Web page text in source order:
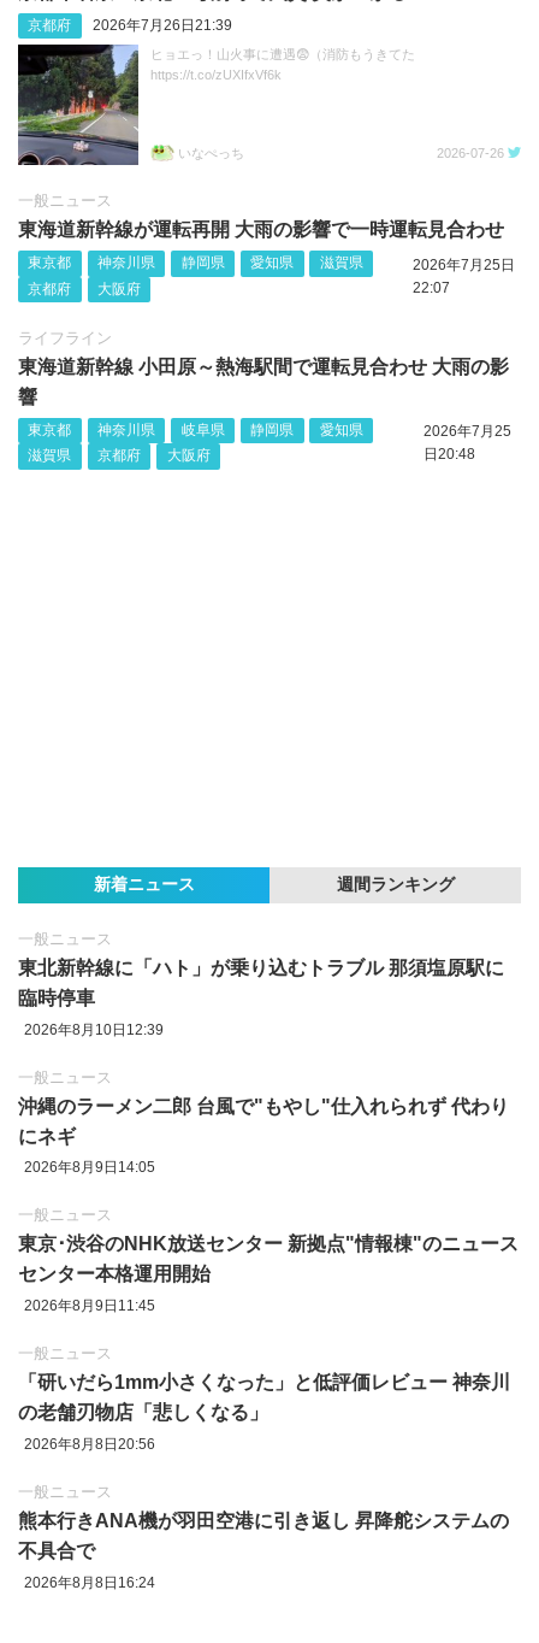
京都府 2026年7月26日21:39
ヒョエっ！山火事に遭遇😨（消防もうきてた
https://t.co/zUXIfxVf6k
いなぺっち 2026-07-26
一般ニュース
東海道新幹線が運転再開 大雨の影響で一時運転見合わせ
東京都 神奈川県 静岡県 愛知県
滋賀県
京都府
大阪府
2026年7月25日
22:07
ライフライン
東海道新幹線 小田原～熱海駅間で運転見合わせ 大雨の影
響
東京都 神奈川県 岐阜県 静岡県
愛知県
滋賀県
京都府 大阪府
2026年7月25
日20:48
新着ニュース 週間ランキング
一般ニュース
東北新幹線に「ハト」が乗り込むトラブル 那須塩原駅に
臨時停車
2026年8月10日12:39
一般ニュース
沖縄のラーメン二郎 台風で"もやし"仕入れられず 代わり
にネギ
2026年8月9日14:05
一般ニュース
東京‪･‬渋谷のNHK放送センター 新拠点"情報棟"のニュース
センター本格運用開始
2026年8月9日11:45
一般ニュース
「研いだら1mm小さくなった」と低評価レビュー 神奈川
の老舗刃物店「悲しくなる」
2026年8月8日20:56
一般ニュース
熊本行きANA機が羽田空港に引き返し 昇降舵システムの
不具合で
2026年8月8日16:24